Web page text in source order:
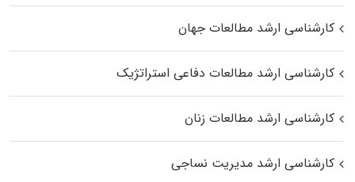
کارشناسی ارشد مطالعات جهان
کارشناسی ارشد مطالعات دفاعی استراتژیک
کارشناسی ارشد مطالعات زنان
کارشناسی ارشد مدیریت نساجی